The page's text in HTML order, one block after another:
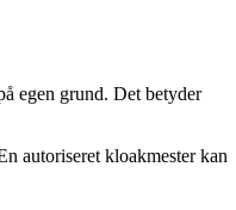
egen grund. Det betyder
autoriseret kloakmester kan